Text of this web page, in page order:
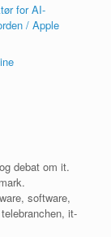
for AI-
/ Apple
debat om it.
software,
it-